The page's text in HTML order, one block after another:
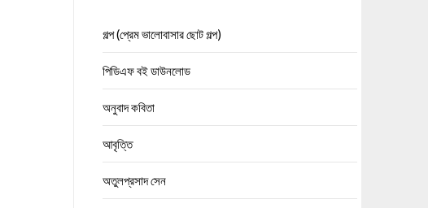
গল্প (প্রেম ভালোবাসার ছোট গল্প)
পিডিএফ বই ডাউনলোড
অনুবাদ কবিতা
আবৃত্তি
অতুলপ্রসাদ সেন